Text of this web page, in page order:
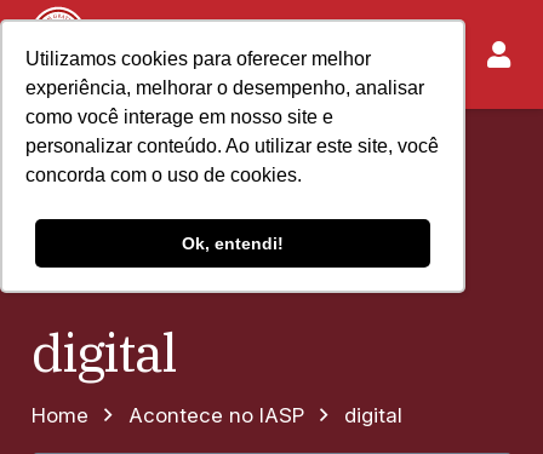
Utilizamos cookies para oferecer melhor
experiência, melhorar o desempenho, analisar
como você interage em nosso site e
personalizar conteúdo. Ao utilizar este site, você
concorda com o uso de cookies.
Ok, entendi!
digital
Home Acontece no IASP digital